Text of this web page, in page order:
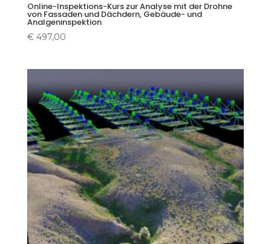
Online-Inspektions-Kurs zur Analyse mit der Drohne
von Fassaden und Dächdern, Gebäude- und
Analgeninspektion
€497,00